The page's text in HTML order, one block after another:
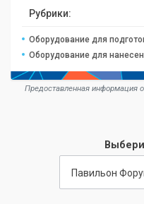
Рубрики:
Оборудование для
Оборудование для
Предоставленная информация
Павильон